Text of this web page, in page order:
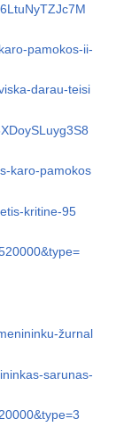
pamokos-ii-
darau-teisi
karo-pamokos
kritine-95
žurnal
sarunas-